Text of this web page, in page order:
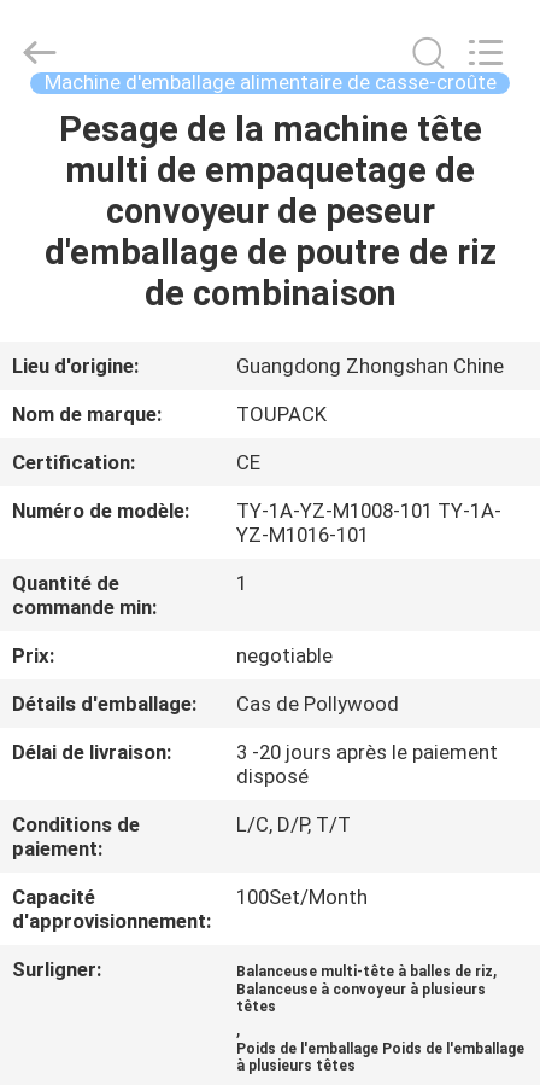
MAISON
PRODUITS
DE
NOUS
VISITE
D'USINE
CONTRÔLE
DE
CONTACTEZ-
CAS
EQUIPMENT
Machine d'emballage alimentaire de casse-croûte
Pesage de la machine tête
multi de empaquetage de
convoyeur de peseur
d'emballage de poutre de riz
de combinaison
Lieu d'origine:
Guangdong Zhongshan Chine
Nom de marque:
TOUPACK
Certification:
CE
Numéro de modèle:
TY-1A-YZ-M1008-101 TY-1A-
YZ-M1016-101
Quantité de
commande min:
1
Prix:
negotiable
Détails d'emballage:
Cas de Pollywood
Délai de livraison:
3 -20 jours après le paiement
disposé
Conditions de
paiement:
L/C, D/P, T/T
Capacité
d'approvisionnement:
100Set/Month
Surligner: Balanceuse multi-tête à balles de riz,
Balanceuse à convoyeur à plusieurs
têtes
,
Poids de l'emballage Poids de l'emballage
à plusieurs têtes